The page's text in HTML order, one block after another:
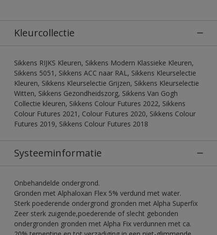
Kleurcollectie
Sikkens RIJKS Kleuren, Sikkens Modern Klassieke Kleuren,
Sikkens 5051, Sikkens ACC naar RAL, Sikkens Kleurselectie
Kleuren, Sikkens Kleurselectie Grijzen, Sikkens Kleurselectie
Witten, Sikkens Gezondheidszorg, Sikkens Van Gogh
Collectie kleuren, Sikkens Colour Futures 2022, Sikkens
Colour Futures 2021, Colour Futures 2020, Sikkens Colour
Futures 2019, Sikkens Colour Futures 2018
Systeeminformatie
Onbehandelde ondergrond.
Gronden met Alphaloxan Flex 5% verdund met water.
Sterk poederende ondergrond gronden met Alpha Superfix
Zeer sterk zuigende,poederende of slecht gebonden
ondergronden gronden met Alpha Fix verdunnen met ca.